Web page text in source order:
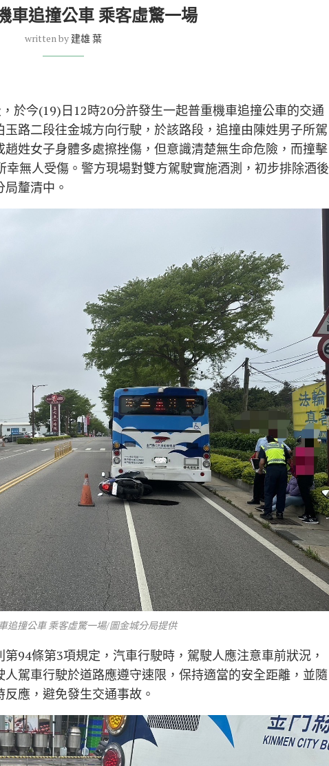
車追撞公車 乘客虛驚一場
written by 建雄 葉
於今(19)日12時20分許發生一起普重機車追撞公車的交通
路二段往金城方向行駛，於該路段，追撞由陳姓男子所駕
姓女子身體多處擦挫傷，但意識清楚無生命危險，而撞擊
無人受傷。警方現場對雙方駕駛實施酒測，初步排除酒後
釐清中。
追撞公車 乘客虛驚一場/圖金城分局提供
94條第3項規定，汽車行駛時，駕駛人應注意車前狀況，
駕車行駛於道路應遵守速限，保持適當的安全距離，並隨
應，避免發生交通事故。